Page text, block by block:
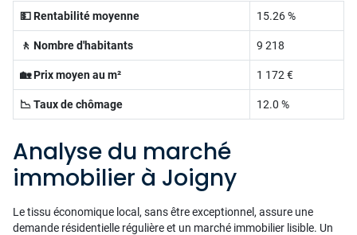
💵 Rentabilité moyenne 15.26 %
🚶 Nombre d'habitants 9 218
🏡 Prix moyen au m² 1 172 €
📉 Taux de chômage 12.0 %
Analyse du marché
immobilier à Joigny
Le tissu économique local, sans être exceptionnel, assure une
demande résidentielle régulière et un marché immobilier lisible. Un